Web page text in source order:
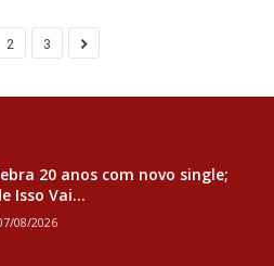
2 3
20 anos com novo single;
Isso Vai...
08/2026